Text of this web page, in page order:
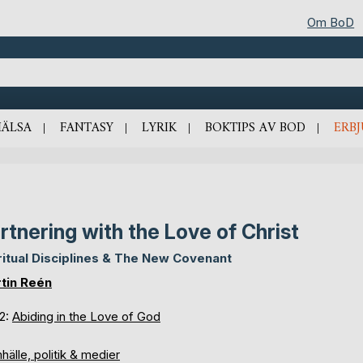
Om BoD
FANTASY LYRIK BOKTIPS AV BOD
with the Love of Christ
Disciplines & The New Covenant
Reén
Abiding in the Love of God
politik & medier